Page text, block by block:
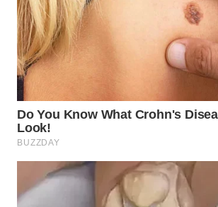
WN
TEBING
TINGGI
PAKPAK
WN
WN